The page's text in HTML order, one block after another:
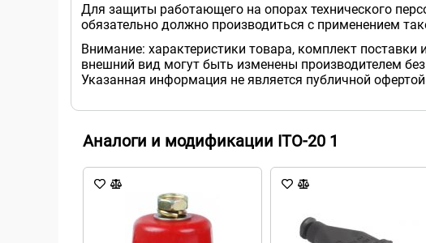
Для защиты работающего на опорах технического
обязательно должно производиться с применением
Внимание: характеристики товара, комплект поставки и
внешний вид могут быть изменены производителем
Указанная информация не является публичной
Аналоги и модификации ITO-20 1